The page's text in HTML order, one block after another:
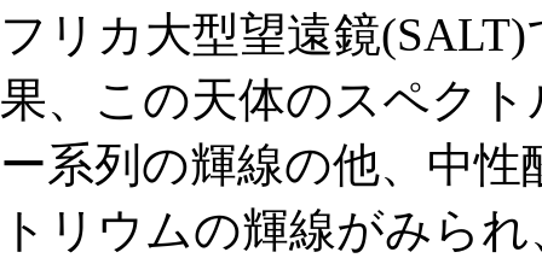
フリカ大型望遠鏡
果、この天体のスペク
ー系列の輝線の他、中
トリウムの輝線がみら